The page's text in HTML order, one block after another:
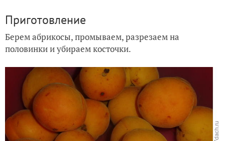
Приготовление
Берем абрикосы, промываем, разрезаем на
половинки и убираем косточки.